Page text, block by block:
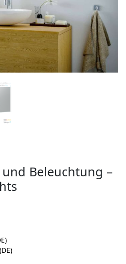
Beleuchtung –